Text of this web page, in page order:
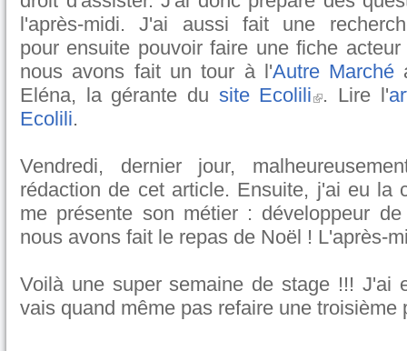
l'après-midi. J'ai aussi fait une
pour ensuite pouvoir faire une fiche
nous avons fait un tour à l'Autre Marché
Eléna, la gérante du site Ecolili . Lire l'
Ecolili.
Vendredi, dernier jour,
rédaction de cet article. Ensuite, j'ai eu la
me présente son métier : développeur
nous avons fait le repas de Noël ! L'après-
Voilà une super semaine de stage !!! J'ai
vais quand même pas refaire une troisième